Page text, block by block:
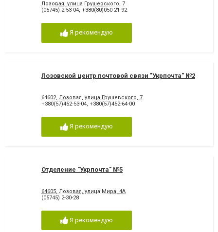
Лозовая, улица Грушевского, 7
(05745) 2-53-04, +380(80)050-21-92
Я рекомендую
Лозовской центр почтовой связи "Укрпочта" №2
64602, Лозовая, улица Грушевского, 7
+380(57)452-53-04, +380(57)452-64-00
Я рекомендую
Отделение "Укрпочта" №5
64605, Лозовая, улица Мира, 4А
(05745) 2-30-28
Я рекомендую